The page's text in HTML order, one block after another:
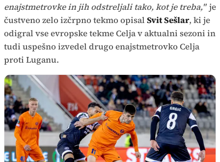
enajstmetrovke in jih odstreljali tako, kot je treba," je
čustveno zelo izčrpno tekmo opisal Svit Sešlar, ki je
odigral vse evropske tekme Celja v aktualni sezoni in
tudi uspešno izvedel drugo enajstmetrovko Celja
proti Luganu.